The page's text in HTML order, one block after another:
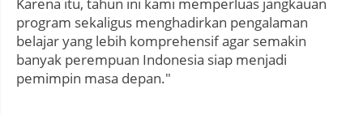
program sekaligus menghadirkan pengalaman
belajar yang lebih komprehensif agar semakin
banyak perempuan Indonesia siap menjadi
pemimpin masa depan."